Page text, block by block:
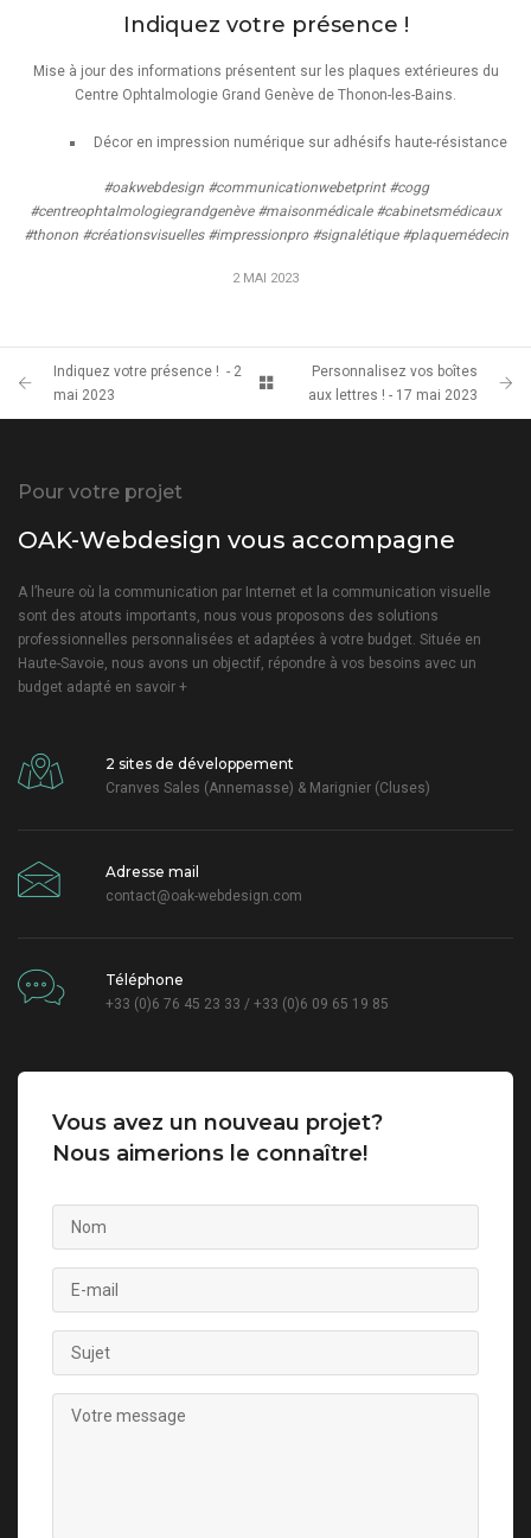
Indiquez votre présence !
Mise à jour des informations présentent sur les plaques extérieures du
Centre Ophtalmologie Grand Genève de Thonon-les-Bains.
Décor en impression numérique sur adhésifs haute-résistance
#oakwebdesign #communicationwebetprint #cogg
#centreophtalmologiegrandgenève #maisonmédicale #cabinetsmédicaux
#thonon #créationsvisuelles #impressionpro #signalétique #plaquemédecin
2 MAI 2023
Indiquez votre présence ! - 2
mai 2023
Personnalisez vos boîtes
aux lettres ! - 17 mai 2023
Pour votre projet
OAK-Webdesign vous accompagne
A l’heure où la communication par Internet et la communication visuelle
sont des atouts importants, nous vous proposons des solutions
professionnelles personnalisées et adaptées à votre budget. Située en
Haute-Savoie, nous avons un objectif, répondre à vos besoins avec un
budget adapté en savoir +
2 sites de développement
Cranves Sales (Annemasse) & Marignier (Cluses)
Adresse mail
contact@oak-webdesign.com
Téléphone
+33 (0)6 76 45 23 33 / +33 (0)6 09 65 19 85
Vous avez un nouveau projet?
Nous aimerions le connaître!